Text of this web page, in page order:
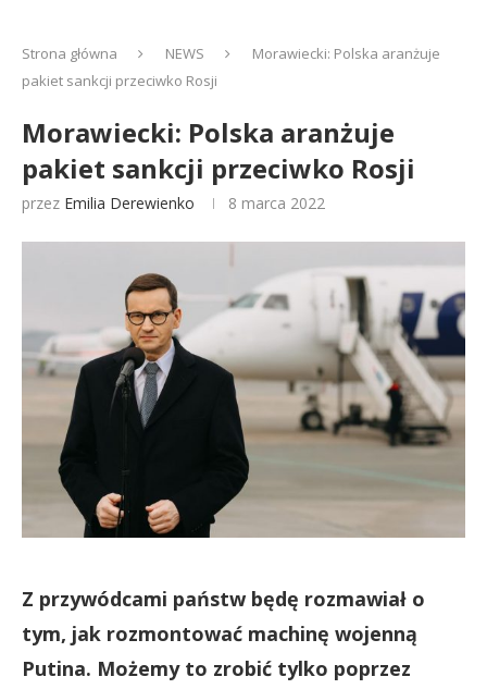
Strona główna NEWS
Morawiecki: Polska aranżuje
pakiet sankcji przeciwko Rosji
Morawiecki: Polska aranżuje
pakiet sankcji przeciwko Rosji
przez Emilia Derewienko 8 marca 2022
Z przywódcami państw będę rozmawiał o
tym, jak rozmontować machinę wojenną
Putina. Możemy to zrobić tylko poprzez